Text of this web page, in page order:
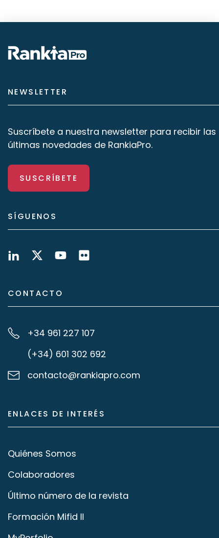
NEWSLETTER
Suscríbete a nuestra newsletter para recibir las
últimas novedades de RankiaPro.
SUSCRÍBETE
SÍGUENOS
CONTACTO
+34 961 227 107
(+34) 601 302 692
contacto@rankiapro.com
ENLACES DE INTERÉS
Quiénes Somos
Colaboradores
Último número de la revista
Formación Mifid II